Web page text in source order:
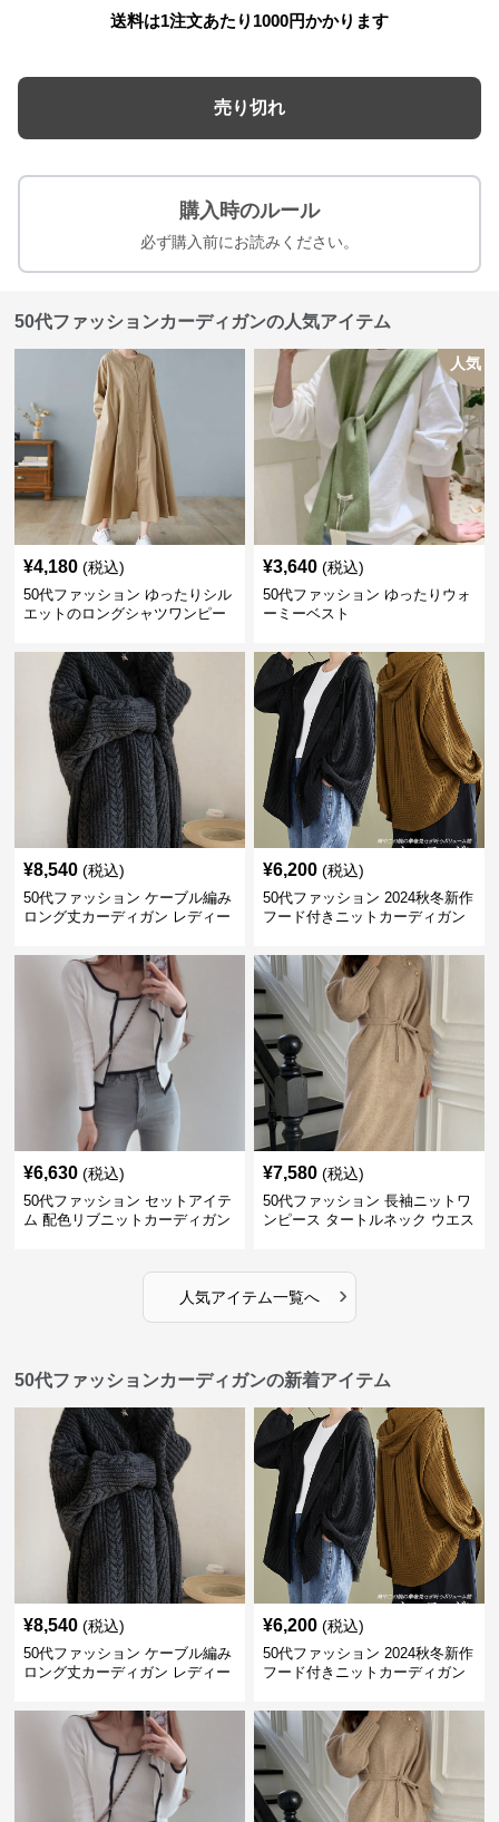
送料は1注文あたり 1000円かかります
売り切れ
購入時のルール
必ず購入前にお読みください。
50代ファッションカーディガンの人気アイテム
¥4,180 (税込)
50代ファッション ゆったりシル
エットのロングシャツワンピー
人気
¥3,640 (税込)
50代ファッション ゆったりウォ
ーミーベスト
¥8,540 (税込)
50代ファッション ケーブル編み
ロング丈カーディガン レディー
¥6,200 (税込)
50代ファッション 2024秋冬新作
フード付きニットカーディガン
¥6,630 (税込)
50代ファッション セットアイテ
ム 配色リブニットカーディガン
¥7,580 (税込)
50代ファッション 長袖ニットワ
ンピース タートルネック ウエス
人気アイテム一覧へ ›
50代ファッションカーディガンの新着アイテム
¥8,540 (税込)
50代ファッション ケーブル編み
ロング丈カーディガン レディー
¥6,200 (税込)
50代ファッション 2024秋冬新作
フード付きニットカーディガン